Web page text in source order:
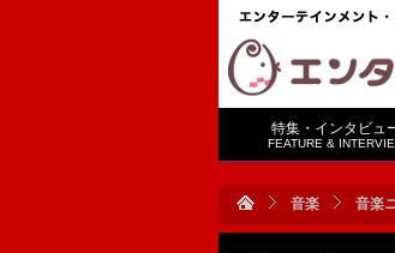
特集・インタビュ
FEATURE &
音楽 音楽